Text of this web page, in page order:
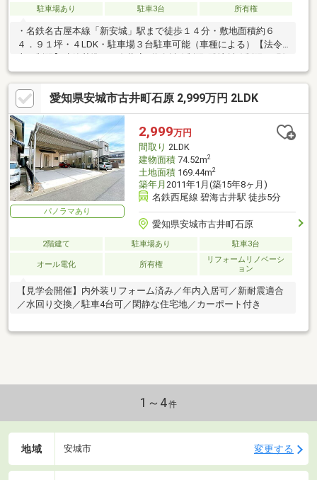
駐車場あり
駐車3台 所有権
・名鉄名古屋本線「新安城」駅まで徒歩１４分・敷地面積約６
４．９１坪・４LDK・駐車場３台駐車可能（車種による）【法令
制限/都市再生特別措置法/宅地造成及び特定盛土等規制法/特定都
市河川浸水被害対策法・スムストック瑕疵保険付保可能物件（検
査合格済） （検査有効期限：令和９年７月９日）・本物件の北
側フェンスが隣地に越境しています。
愛知県安城市古井町石原 2,999万円 2LDK
パノラマあり
2,999万円
間取り 2LDK
建物面積74.52m2
土地面積169.44m2
築年月 2011年1月(築15年8ヶ月)
名鉄西尾線 碧海古井駅 徒歩5分
愛知県安城市古井町石原
2階建て 駐車場あり 駐車3台
オール電化 所有権
リフォームリノベーシ
ョン
【見学会開催】内外装リフォーム済み／年内入居可／新耐震適合
／水回り交換／駐車4台可／閑静な住宅地／カーポート付き
1～4件
地域 安城市 変更する